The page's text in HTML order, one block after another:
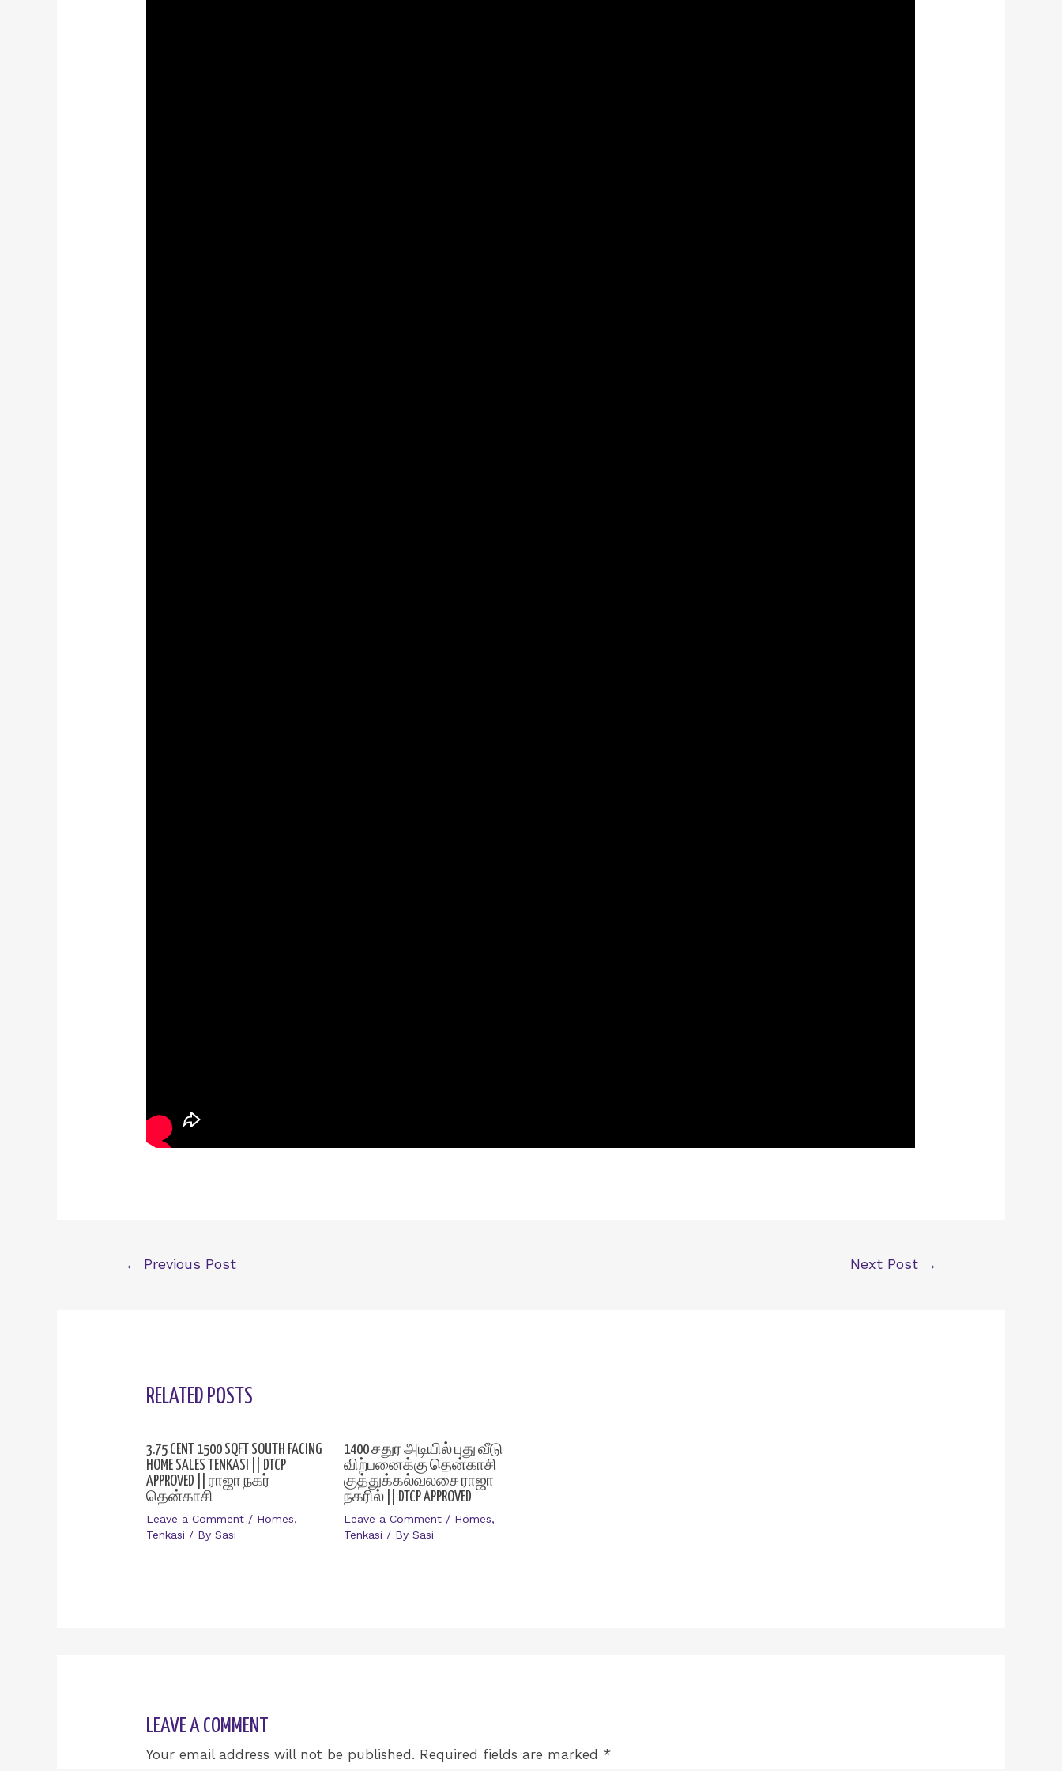
← Previous Post Next Post →
RELATED POSTS
3.75 CENT 1500 SQFT SOUTH FACING
HOME SALES TENKASI || DTCP
APPROVED || ராஜா நகர்
தென்காசி
Leave a Comment / Homes,
Tenkasi / BySasi
1400 சதுர அடியில் புது வீடு
விற்பனைக்கு தென்காசி
குத்துக்கல்வலசை ராஜா
நகரில் || DTCP APPROVED
Leave a Comment / Homes,
Tenkasi / By Sasi
LEAVE A COMMENT
Your email address will not be published. Required fields are marked *